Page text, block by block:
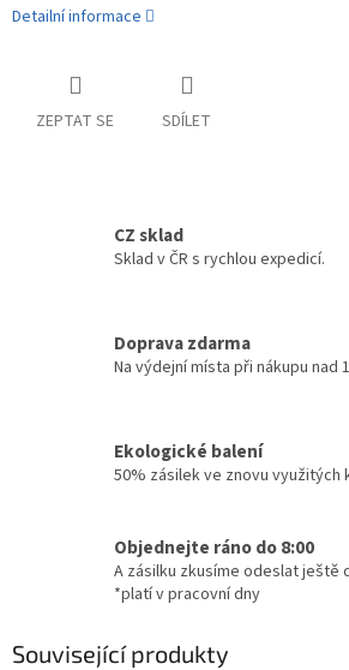
Detailní informace
ZEPTAT SE SDÍLET
CZ sklad
Sklad v ČR s rychlou expedicí.
Doprava zdarma
Na výdejní místa při nákupu nad
Ekologické balení
50% zásilek ve znovu využitých
Objednejte ráno do 8:00
A zásilku zkusíme odeslat ještě
*platí v pracovní dny
Související produkty